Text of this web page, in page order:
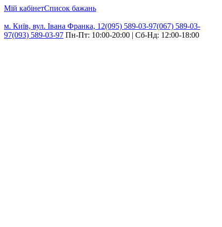
Мій кабінетCписок бажань
м. Київ, вул. Івана Франка, 12(095) 589-03-97(067) 589-03-
97(093) 589-03-97 Пн-Пт: 10:00-20:00 | Сб-Нд: 12:00-18:00